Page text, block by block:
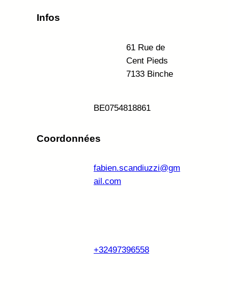
Infos
61 Rue de
Cent Pieds
7133 Binche
BE0754818861
Coordonnées
fabien.scandiuzzi@gm
ail.com
+32497396558